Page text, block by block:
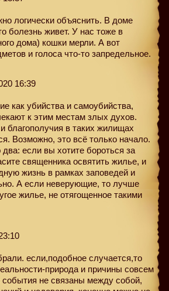
логически объяснить. В доме
болезнь живет. У нас тоже в
дома) кошки мерли. А вот
и голоса что-то запредельное.
16:39
как убийства и самоубийства,
к этим местам злых духов.
благополучия в таких жилищах
Возможно, это всё только начало.
если вы хотите бороться за
священника освятить жилье, и
жизнь в рамках заповедей и
А если неверующие, то лучше
жилье, не отягощенное такими
если,подобное случается,то
природа и причины совсем
события не связаны между собой,